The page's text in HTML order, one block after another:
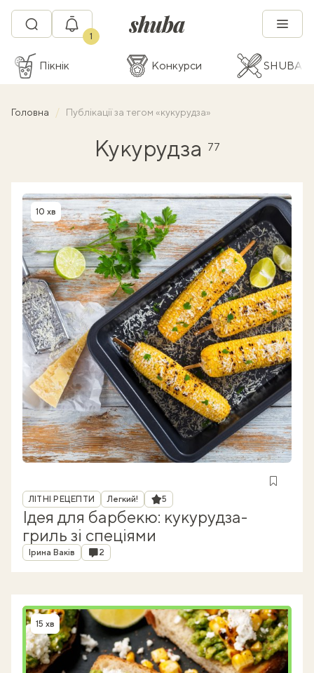
1
Пікнік Конкурси SHUBA
Головна Публікації за тегом «кукурудза»
Кукурудза 77
Час приготування
10 хв
Рубрика
ЛІТНІ РЕЦЕПТИ Легкий! Рейтинг
5
Ідея для барбекю: кукурудза-
гриль зі спеціями
Автор
Ірина Ваків Коментарі
2
Час приготування
15 хв